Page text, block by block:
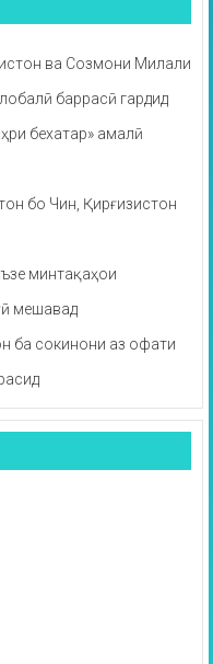
ва Созмони Милали
баррасӣ гардид
бехатар» амалӣ
бо Чин, Қирғизистон
минтақаҳои
мешавад
ба сокинони аз офати